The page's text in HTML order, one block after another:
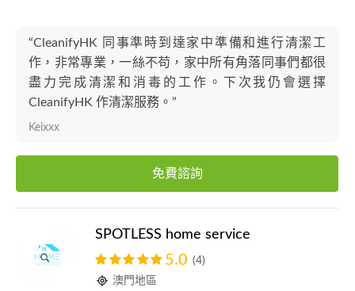
“CleanifyHK 同事準時到達家中準備和進行清潔工
作，非常專業，一絲不苟，家中所有角落同事們都很
盡力完成清潔和消毒的工作。下次我仍會選擇
CleanifyHK 作清潔服務。”
Keixxx
免費諮詢
SPOTLESS home service
5.0 (4)
澳門地區